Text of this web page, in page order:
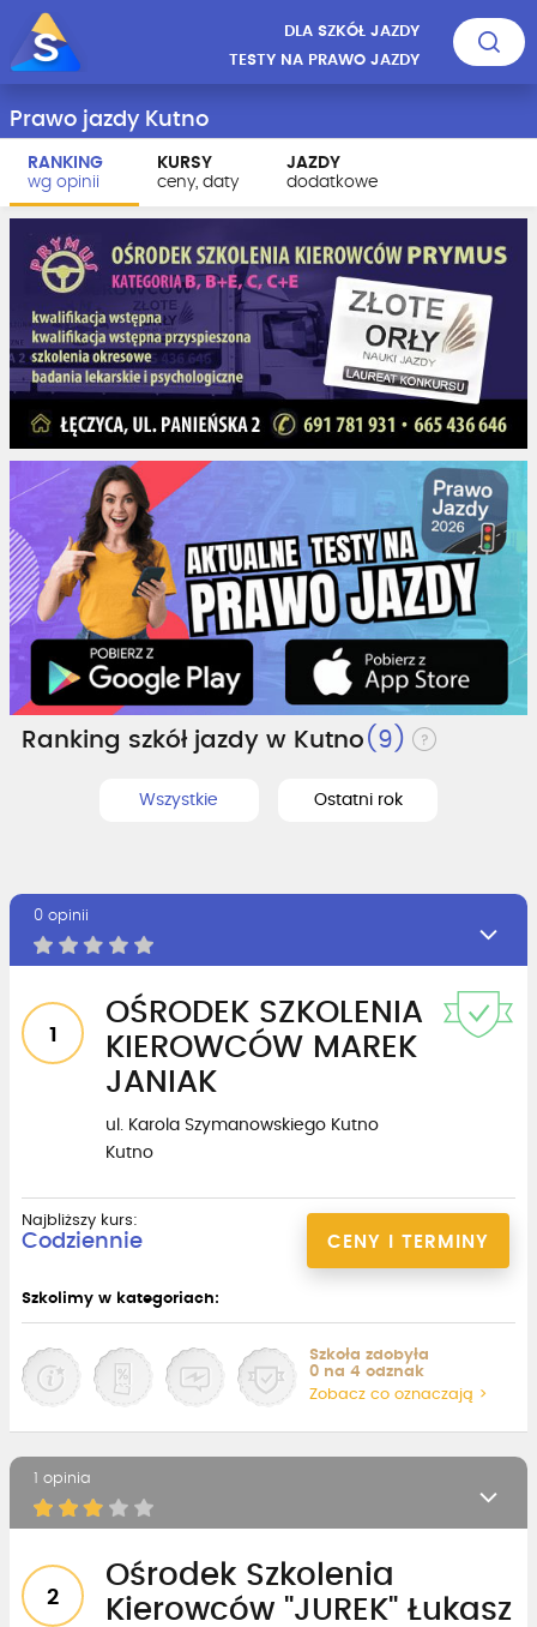
DLA SZKÓŁ JAZDY
TESTY NA PRAWO JAZDY
Prawo jazdy Kutno
RANKING
wg opinii
KURSY
ceny, daty
JAZDY
dodatkowe
Ranking szkół jazdy w Kutno (9)
Wszystkie Ostatni rok
0 opinii
1
OŚRODEK SZKOLENIA
KIEROWCÓW MAREK
JANIAK
ul. Karola Szymanowskiego Kutno
Kutno
CENY I TERMINY
Najbliższy kurs:
Codziennie
Szkolimy w kategoriach:
Szkoła zdobyła
0 na 4 odznak
Zobacz co oznaczają >
1 opinia
2
Ośrodek Szkolenia
Kierowców "JUREK" Łukasz